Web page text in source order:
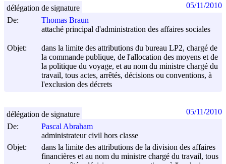
De:
Thomas Braun
attaché principal d'administration des affaires sociales
Objet:
dans la limite des attributions du bureau LP2, chargé de
la commande publique, de l'allocation des moyens et de
la politique du voyage, et au nom du ministre chargé du
travail, tous actes, arrêtés, décisions ou conventions, à
l'exclusion des décrets
délégation de signature 05/11/2010
De:
Pascal Abraham
administrateur civil hors classe
Objet:
dans la limite des attributions de la division des affaires
financières et au nom du ministre chargé du travail, tous
délégation de signature 05/11/2010